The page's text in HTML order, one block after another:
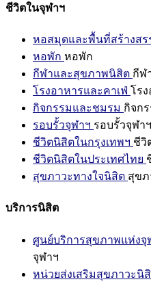
ชีวิตในจุฬาฯ
หอสมุดและพื้นที่สร้างสร
หอพัก หอพัก
กีฬาและสุขภาพนิสิต กีฬ
โรงอาหารและคาเฟ่ โร
กิจกรรมและชมรม กิจก
รอบรั้วจุฬาฯ รอบรั้วจุฬาฯ
ชีวิตนิสิตในกรุงเทพฯ ชีวิ
ชีวิตนิสิตในประเทศไทย
สุขภาวะทางใจนิสิต สุขภ
บริการนิสิต
ศูนย์บริการสุขภาพแห่งจุ
จุฬาฯ
หน่วยส่งเสริมสุขภาวะนิ